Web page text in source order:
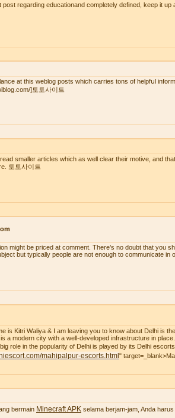
post regarding educationand completely defined, keep it up
at this weblog posts wһich carгies tons of helpfսl
]토토사이트
smaller articles which as well clear their motive, and
토토사이트
might be priced at comment. There’s no doubt that you
but typically people are not enough to communicate in
is Kitri Waliya & I am leaving you to know about Delhi is
a modern city with a well-developed infrastructure in
role in the popularity of Delhi is played by its Delhi escorts.
mahipalpur-escorts.html "
bermain Minecraft APK selama berjam-jam, Anda